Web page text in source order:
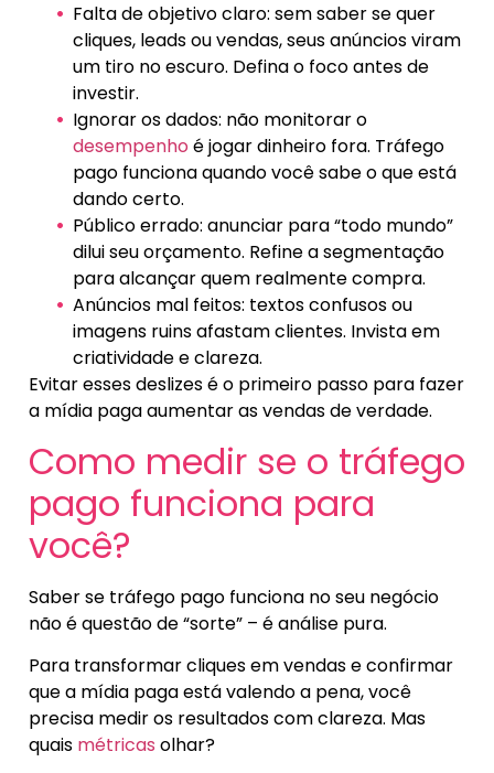
Falta de objetivo claro: sem saber se quer
cliques, leads ou vendas, seus anúncios viram
um tiro no escuro. Defina o foco antes de
investir.
Ignorar os dados: não monitorar o
desempenho é jogar dinheiro fora. Tráfego
pago funciona quando você sabe o que está
dando certo.
Público errado: anunciar para “todo mundo”
dilui seu orçamento. Refine a segmentação
para alcançar quem realmente compra.
Anúncios mal feitos: textos confusos ou
imagens ruins afastam clientes. Invista em
criatividade e clareza.
Evitar esses deslizes é o primeiro passo para fazer
a mídia paga aumentar as vendas de verdade.
Como medir se o tráfego
pago funciona para
você?
Saber se tráfego pago funciona no seu negócio
não é questão de “sorte” – é análise pura.
Para transformar cliques em vendas e confirmar
que a mídia paga está valendo a pena, você
precisa medir os resultados com clareza. Mas
quais métricas olhar?